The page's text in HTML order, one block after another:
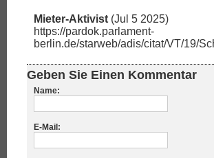
Mieter-Aktivist (Jul 5 2025)
https://pardok.parlament-
berlin.de/starweb/adis/citat/VT/19/
Geben Sie Einen Kommentar
Name:
E-Mail: